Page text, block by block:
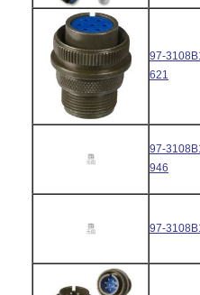
97-
621
97-
946
97-